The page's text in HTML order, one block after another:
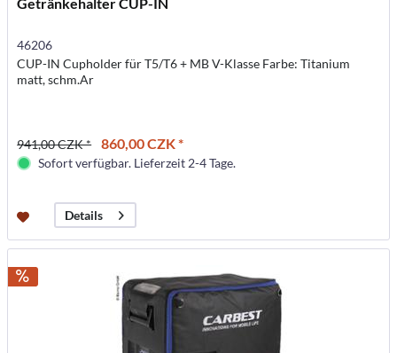
46206
CUP-IN Cupholder für T5/T6 + MB V-Klasse Farbe: Titanium
matt, schm.Ar
941,00 CZK * 860,00 CZK *
Sofort verfügbar. Lieferzeit 2-4 Tage.
Details